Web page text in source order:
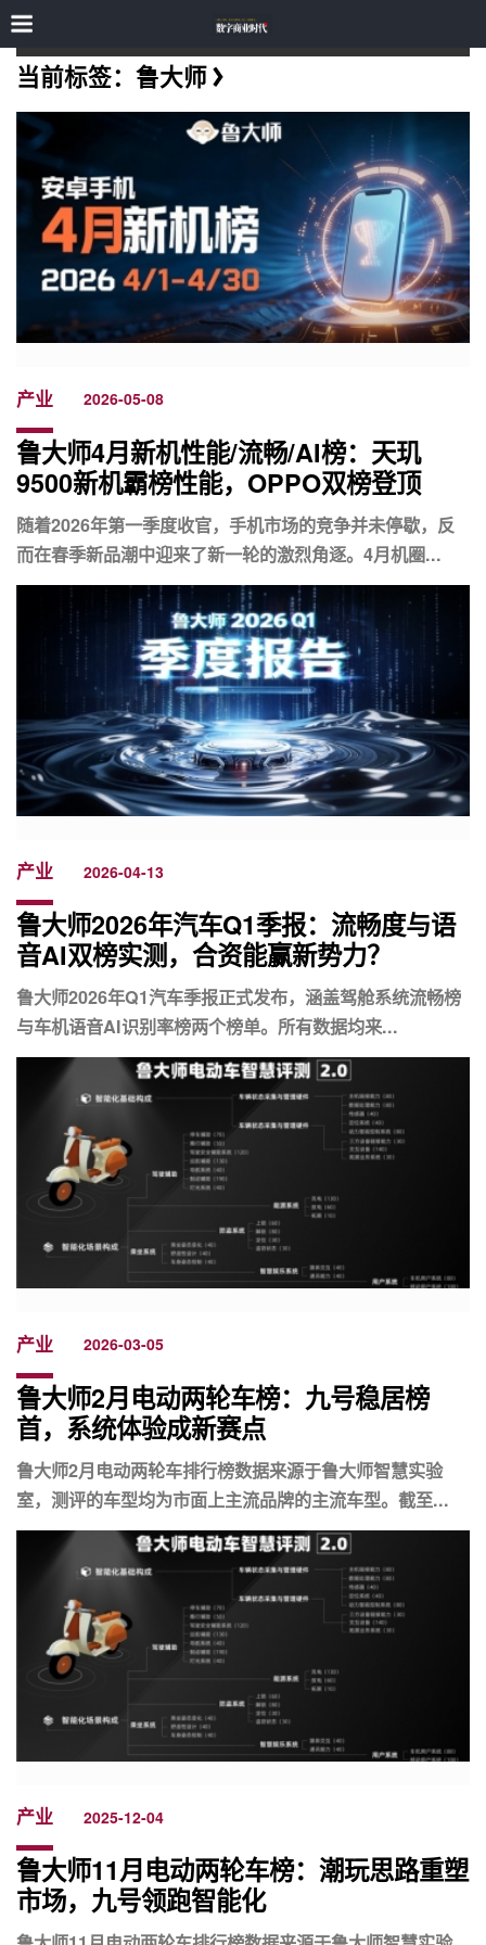
当前标签：鲁大师
产业 2026-05-08
鲁大师4月新机性能/流畅/AI榜：天玑
9500新机霸榜性能，OPPO双榜登顶
随着2026年第一季度收官，手机市场的竞争并未停歇，反
而在春季新品潮中迎来了新一轮的激烈角逐。4月机圈...
产业 2026-04-13
鲁大师2026年汽车Q1季报：流畅度与语
音AI双榜实测，合资能赢新势力？
鲁大师2026年Q1汽车季报正式发布，涵盖驾舱系统流畅榜
与车机语音AI识别率榜两个榜单。所有数据均来...
产业 2026-03-05
鲁大师2月电动两轮车榜：九号稳居榜
首，系统体验成新赛点
鲁大师2月电动两轮车排行榜数据来源于鲁大师智慧实验
室，测评的车型均为市面上主流品牌的主流车型。截至...
产业 2025-12-04
鲁大师11月电动两轮车榜：潮玩思路重塑
市场，九号领跑智能化